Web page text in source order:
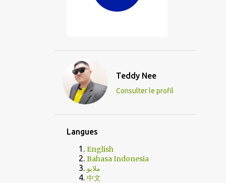
Teddy Nee
Consulter le profil
Langues
English
Bahasa Indonesia
ملايو
中文